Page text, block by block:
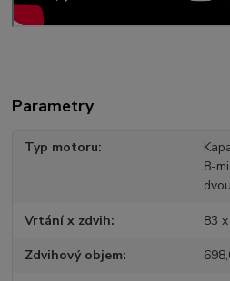
Parametry
Typ motoru
8-
Vrtání x zdvih 83
Zdvihový objem